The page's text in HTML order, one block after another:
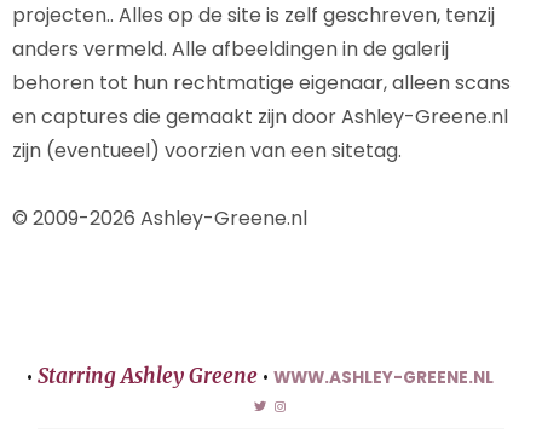
projecten.. Alles op de site is zelf geschreven, tenzij
anders vermeld. Alle afbeeldingen in de galerij
behoren tot hun rechtmatige eigenaar, alleen scans
en captures die gemaakt zijn door Ashley-Greene.nl
zijn (eventueel) voorzien van een sitetag.
© 2009-2026 Ashley-Greene.nl
• Starring Ashley Greene • WWW.ASHLEY-GREENE.NL